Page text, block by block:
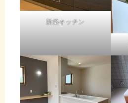
新築キッチン